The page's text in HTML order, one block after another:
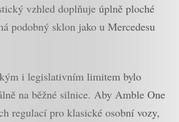
vzhled doplňuje úplně ploché
podobný sklon jako u Mercedesu
i legislativním limitem bylo
na běžné silnice. Aby Amble One
regulací pro klasické osobní vozy,